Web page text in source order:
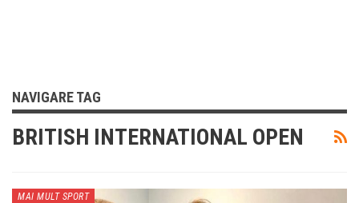
NAVIGARE TAG
BRITISH INTERNATIONAL OPEN
MAI MULT SPORT